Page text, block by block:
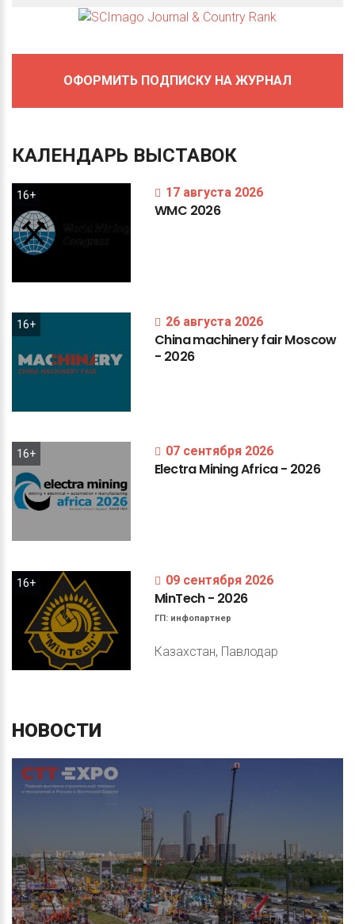
ОФОРМИТЬ ПОДПИСКУ НА ЖУРНАЛ
КАЛЕНДАРЬ ВЫСТАВОК
16+ 17 августа 2026
WMC 2026
16+ 26 августа 2026
ChinamachineryfairMoscow
- 2026
16+ 07 сентября 2026
ElectraMiningAfrica- 2026
16+ 09 сентября 2026
MinTech- 2026
ГП: инфопартнер
Казахстан, Павлодар
НОВОСТИ